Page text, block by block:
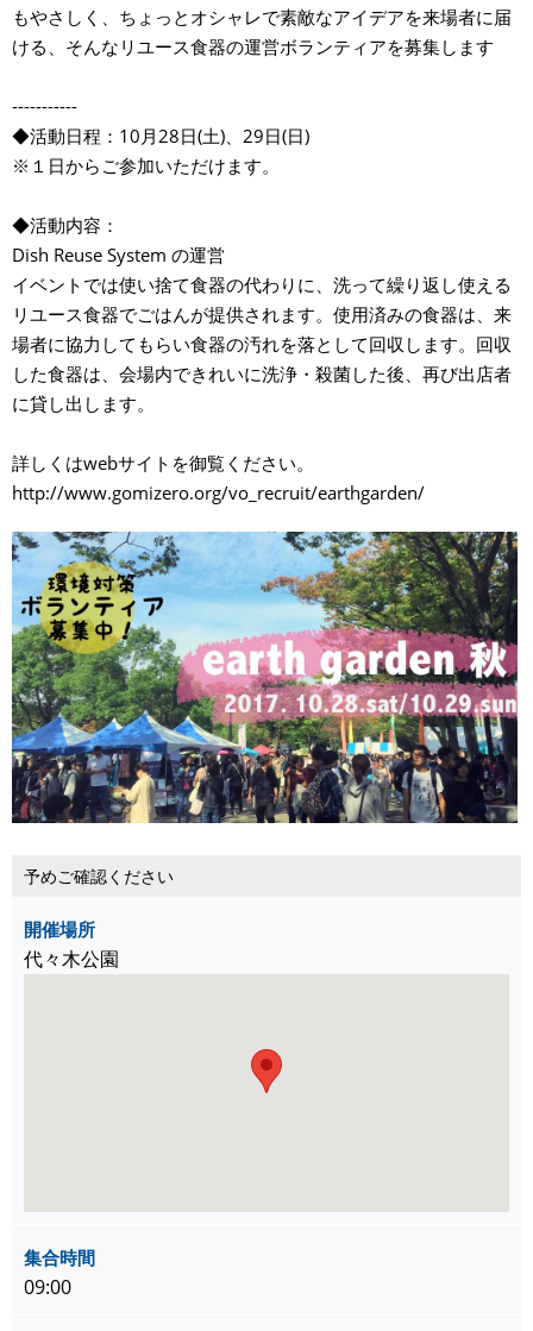
もやさしく、ちょっとオシャレで素敵なアイデアを来場者に届
ける、そんなリユース食器の運営ボランティアを募集します
-----------
◆活動日程：10月28日(土)、29日(日)
※１日からご参加いただけます。
◆活動内容：
Dish Reuse System の運営
イベントでは使い捨て食器の代わりに、洗って繰り返し使える
リユース食器でごはんが提供されます。使用済みの食器は、来
場者に協力してもらい食器の汚れを落として回収します。回収
した食器は、会場内できれいに洗浄・殺菌した後、再び出店者
に貸し出します。
詳しくはwebサイトを御覧ください。
http://www.gomizero.org/vo_recruit/earthgarden/
予めご確認ください
開催場所
代々木公園
集合時間
09:00